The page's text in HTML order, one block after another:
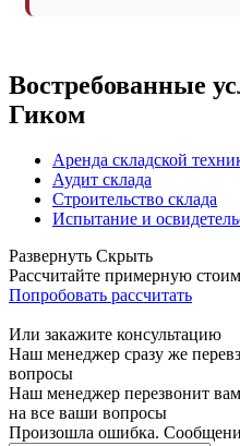
Востребованные
Гиком
Аренда складской
Аудит склада
Строительство склада
Испытание и
Развернуть Скрыть
Рассчитайте примерную
Попробовать рассчитать
Или закажите консультацию
Наш менеджер сразу же
вопросы
Наш менеджер перезвонит
на все ваши вопросы
Произошла ошибка.